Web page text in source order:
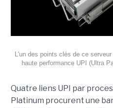
L'un des points clés de ce
haute performance UPI (Ultra
Quatre liens UPI par
Platinum procurent une